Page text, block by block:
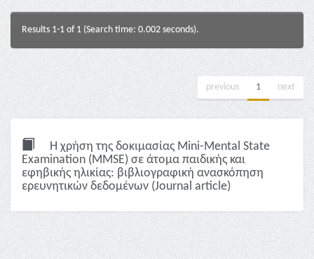
Results 1-1 of 1 (Search time: 0.002 seconds).
previous 1 next
Η χρήση της δοκιμασίας Mini-Mental State
Examination (MMSE) σε άτομα παιδικής και
εφηβικής ηλικίας: βιβλιογραφική ανασκόπηση
ερευνητικών δεδομένων (Journal article)